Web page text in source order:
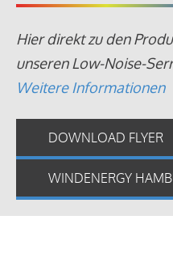
Hier direkt zu den
unseren Low-Noise-
Weitere Informationen
DOWNLOAD FLYER
WINDENERGY